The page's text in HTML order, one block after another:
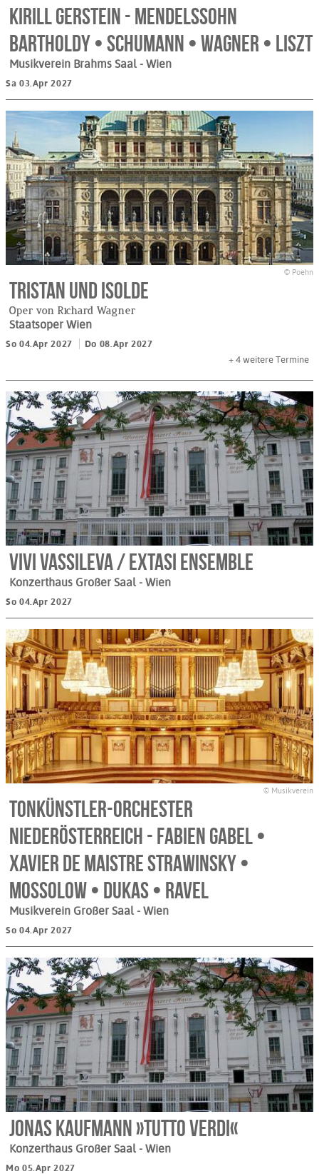
Kirill Gerstein - Mendelssohn
Bartholdy • Schumann • Wagner • Liszt
Musikverein Brahms Saal - Wien
Sa 03.Apr 2027
© Poehn
Tristan und Isolde
Oper von Richard Wagner
Staatsoper Wien
So 04.Apr 2027
Do 08.Apr 2027
+ 4 weitere Termine
Vivi Vassileva / Extasi Ensemble
Konzerthaus Großer Saal - Wien
So 04.Apr 2027
© Musikverein
Tonkünstler-Orchester
Niederösterreich - Fabien Gabel •
Xavier de Maistre Strawinsky •
Mossolow • Dukas • Ravel
Musikverein Großer Saal - Wien
So 04.Apr 2027
Jonas Kaufmann »Tutto Verdi«
Konzerthaus Großer Saal - Wien
Mo 05.Apr 2027